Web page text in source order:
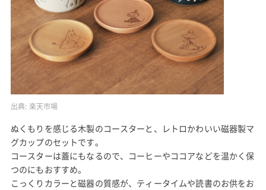
出典: 楽天市場
ぬくもりを感じる木製のコースターと、レトロかわいい磁器製マ
グカップのセットです。
コースターは蓋にもなるので、コーヒーやココアなどを温かく保
つのにもおすすめ。
こっくりカラーと磁器の質感が、ティータイムや読書のお供をお